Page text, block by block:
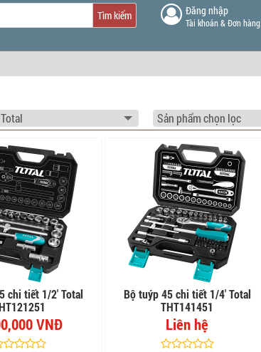
Tìm kiếm Đăng nhập
Tài khoản & Đơn hàng
chi tiết 1/2' Total
VNĐ
Bộ tuýp 45 chi tiết 1/4' Total
THT141451
Liên hệ